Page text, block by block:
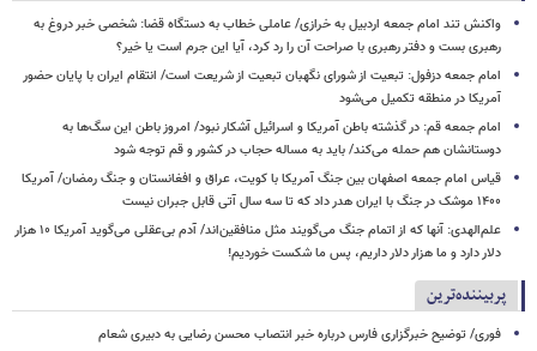
واکنش تند امام جمعه اردبیل به خرازی/ عاملی خطاب به دستگاه قضا: شخصی خبر دروغ به
رهبری بست و دفتر رهبری با صراحت آن را رد کرد، آیا این جرم است یا خیر؟
امام جمعه دزفول: تبعیت از شورای نگهبان تبعیت از شریعت است/ انتقام ایران با پایان حضور
آمریکا در منطقه تکمیل می‌شود
امام جمعه قم: در گذشته باطن آمریکا و اسرائیل آشکار نبود/ امروز باطن این سگ‌ها به
دوستانشان هم حمله می‌کند/ باید به مساله حجاب در کشور و قم توجه شود
قیاس امام جمعه اصفهان بین جنگ آمریکا با کویت، عراق و افغانستان و جنگ رمضان/ آمریکا
۱۴۰۰ موشک در جنگ با ایران هدر داد که تا سه سال آتی قابل جبران نیست
علم‌الهدی: آنها که از اتمام جنگ می‌گویند مثل منافقین‌اند/ آدم بی‌عقلی می‌گوید آمریکا ۱۰ هزار
دلار دارد و ما هزار دلار داریم، پس ما شکست خوردیم!
پربیننده‌ترین
فوری/ توضیح خبرگزاری فارس درباره خبر انتصاب محسن رضایی به دبیری شعام